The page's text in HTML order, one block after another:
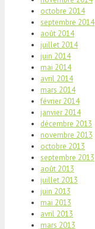
octobre 2014
septembre 2014
août 2014
juillet 2014
juin 2014
mai 2014
avril 2014
mars 2014
février 2014
janvier 2014
décembre 2013
novembre 2013
octobre 2013
septembre 2013
août 2013
juillet 2013
juin 2013
mai 2013
avril 2013
mars 2013